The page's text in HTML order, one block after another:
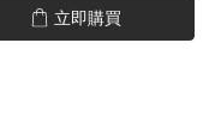
立即購買